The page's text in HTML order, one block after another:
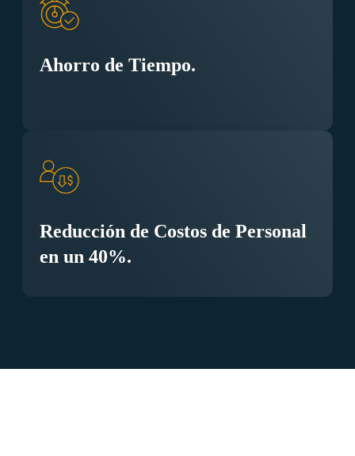
Ahorro de Tiempo.
Reducción de Costos de Personal
en un 40%.